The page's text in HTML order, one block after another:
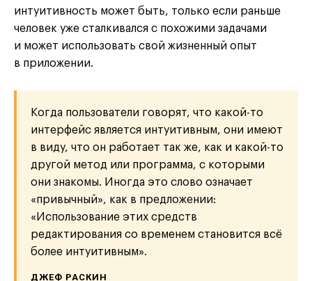
интуитивность может быть, только если раньше
человек уже сталкивался с похожими задачами
и может использовать свой жизненный опыт
в приложении.
Когда пользователи говорят, что какой-то
интерфейс является интуитивным, они имеют
в виду, что он работает так же, как и какой-то
другой метод или программа, с которыми
они знакомы. Иногда это слово означает
«привычный», как в предложении:
«Использование этих средств
редактирования со временем становится всё
более интуитивным».
ДЖЕФ РАСКИН